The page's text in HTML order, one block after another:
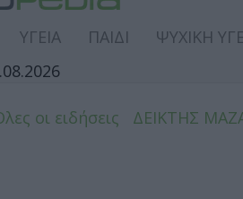
ΥΓΕΙΑ ΠΑΙΔΙ ΨΥΧΙΚΗ
οι ειδήσεις ΔΕΙΚΤΗΣ